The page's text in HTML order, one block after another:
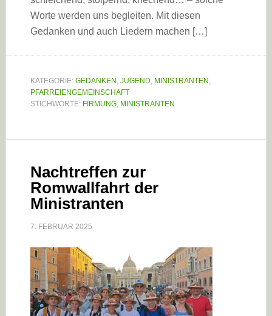
Worte werden uns begleiten. Mit diesen
Gedanken und auch Liedern machen […]
KATEGORIE: GEDANKEN , JUGEND, MINISTRANTEN ,
PFARREIENGEMEINSCHAFT
STICHWORTE: FIRMUNG, MINISTRANTEN
Nachtreffen zur
Romwallfahrt der
Ministranten
7. FEBRUAR 2025